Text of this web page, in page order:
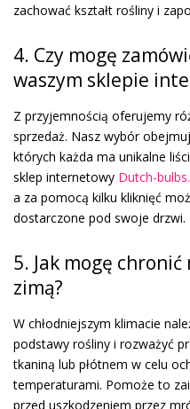
zachować kształt rośliny i
4. Czy mogę
waszym sklepie
Z przyjemnością oferujemy
sprzedaż. Nasz wybór
których każda ma unikalne
sklep internetowy Dutch-
a za pomocą kilku kliknięć
dostarczone pod swoje drzwi.
5. Jak mogę
zimą?
W chłodniejszym klimacie
podstawy rośliny i rozważyć
tkaniną lub płótnem w celu
temperaturami. Pomoże to
przed uszkodzeniem przez